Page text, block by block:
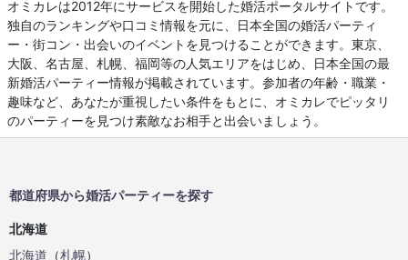
オミカレは2012年にサービスを開始した婚活ポータルサイトです。
独自のランキングや口コミ情報を元に、日本全国の婚活パーティ
ー・街コン・出会いのイベントを見つけることができます。東京、
大阪、名古屋、札幌、福岡等の人気エリアをはじめ、日本全国の最
新婚活パーティー情報が掲載されています。参加者の年齢・職業・
趣味など、あなたが重視したい条件をもとに、オミカレでピッタリ
のパーティーを見つけ素敵なお相手と出会いましょう。
都道府県から婚活パーティーを探す
北海道
北海道 （札幌）